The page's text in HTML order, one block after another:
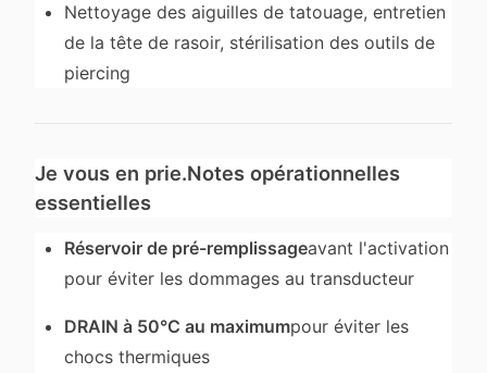
Nettoyage des aiguilles de tatouage, entretien
de la tête de rasoir, stérilisation des outils de
piercing
Je vous en prie.Notes opérationnelles
essentielles
Réservoir de pré-remplissageavant l'activation
pour éviter les dommages au transducteur
DRAIN à 50°C au maximumpour éviter les
chocs thermiques